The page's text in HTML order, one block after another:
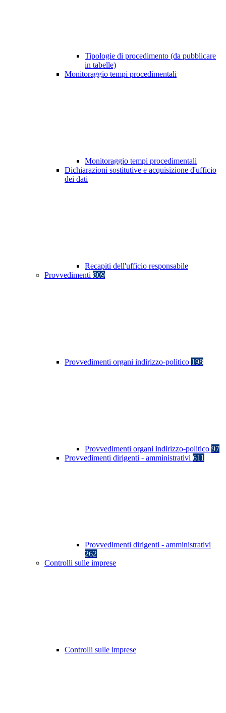
Tipologie di procedimento (da pubblicare
in tabelle)
Monitoraggio tempi procedimentali
Monitoraggio tempi procedimentali
Dichiarazioni sostitutive e acquisizione d'ufficio
dei dati
Recapiti dell'ufficio responsabile
Provvedimenti 809
Provvedimenti organi indirizzo-politico 198
Provvedimenti organi indirizzo-politico 97
Provvedimenti dirigenti - amministrativi 611
Provvedimenti dirigenti - amministrativi
262
Controlli sulle imprese
Controlli sulle imprese